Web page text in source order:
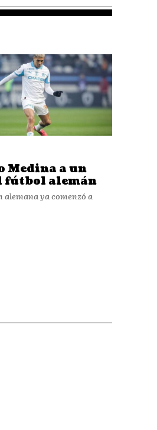
Medina a un
fútbol alemán
ya comenzó a